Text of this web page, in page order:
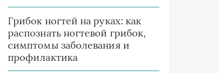
Грибок ногтей на руках: как
распознать ногтевой грибок,
симптомы заболевания и
профилактика